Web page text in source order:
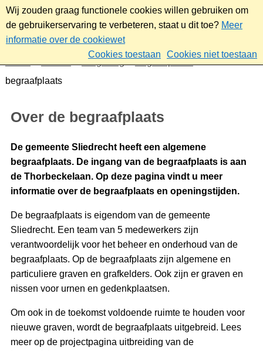
Wij zouden graag functionele cookies willen gebruiken om
de gebruikerservaring te verbeteren, staat u dit toe? Meer
informatie over de cookiewet
Cookies toestaan
Cookies niet toestaan
Omgeving Begraafplaats
Over de
begraafplaats
Over de begraafplaats
De gemeente Sliedrecht heeft een algemene
begraafplaats. De ingang van de begraafplaats is aan
de Thorbeckelaan. Op deze pagina vindt u meer
informatie over de begraafplaats en openingstijden.
De begraafplaats is eigendom van de gemeente
Sliedrecht. Een team van 5 medewerkers zijn
verantwoordelijk voor het beheer en onderhoud van de
begraafplaats. Op de begraafplaats zijn algemene en
particuliere graven en grafkelders. Ook zijn er graven en
nissen voor urnen en gedenkplaatsen.
Om ook in de toekomst voldoende ruimte te houden voor
nieuwe graven, wordt de begraafplaats uitgebreid. Lees
meer op de projectpagina uitbreiding van de